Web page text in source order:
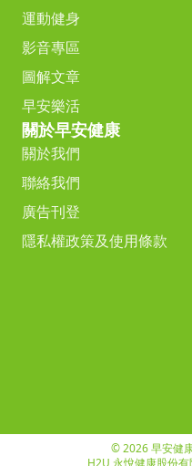
運動健身
影音專區
圖解文章
早安樂活
關於早安健康
關於我們
聯絡我們
廣告刊登
隱私權政策及使用條款
© 2026 早安健
H2U 永悅健康股份